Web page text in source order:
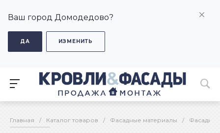
Ваш город Домодедово?
ДА ИЗМЕНИТЬ
Главная / Каталог товаров / Фасадные материалы /